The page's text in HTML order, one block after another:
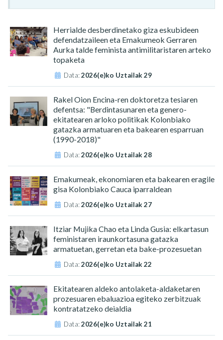
Herrialde desberdinetako giza eskubideen
defendatzaileen eta Emakumeok Gerraren
Aurka talde feminista antimilitaristaren arteko
topaketa
Data:2026(e)ko Uztailak 29
Rakel Oion Encina-ren doktoretza tesiaren
defentsa: "Berdintasunaren eta genero-
ekitatearen arloko politikak Kolonbiako
gatazka armatuaren eta bakearen esparruan
(1990-2018)"
Data:2026(e)ko Uztailak 28
Emakumeak, ekonomiaren eta bakearen eragile
gisa Kolonbiako Cauca iparraldean
Data:2026(e)ko Uztailak 27
Itziar Mujika Chao eta Linda Gusia: elkartasun
feministaren iraunkortasuna gatazka
armatuetan, gerretan eta bake-prozesuetan
Data:2026(e)ko Uztailak 22
Ekitatearen aldeko antolaketa-aldaketaren
prozesuaren ebaluazioa egiteko zerbitzuak
kontratatzeko deialdia
Data:2026(e)ko Uztailak 21